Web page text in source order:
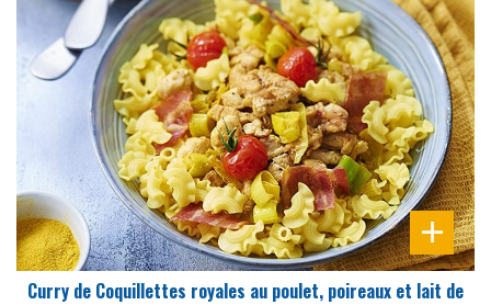
PRÉPARATION
10 Min
Curry de Coquillettes royales au poulet, poireaux et lait de